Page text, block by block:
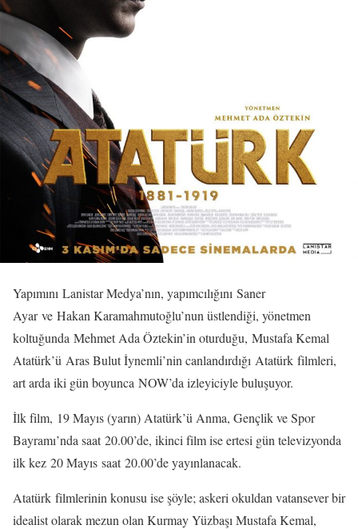
Yapımını Lanistar Medya’nın, yapımcılığını Saner
Ayar ve Hakan Karamahmutoğlu’nun üstlendiği, yönetmen
koltuğunda Mehmet Ada Öztekin’in oturduğu, Mustafa Kemal
Atatürk’ü Aras Bulut İynemli’nin canlandırdığı Atatürk filmleri,
art arda iki gün boyunca NOW’da izleyiciyle buluşuyor.
İlk film, 19 Mayıs (yarın) Atatürk’ü Anma, Gençlik ve Spor
Bayramı’nda saat 20.00’de, ikinci film ise ertesi gün televizyonda
ilk kez 20 Mayıs saat 20.00’de yayınlanacak.
Atatürk filmlerinin konusu ise şöyle; askeri okuldan vatansever bir
idealist olarak mezun olan Kurmay Yüzbaşı Mustafa Kemal,